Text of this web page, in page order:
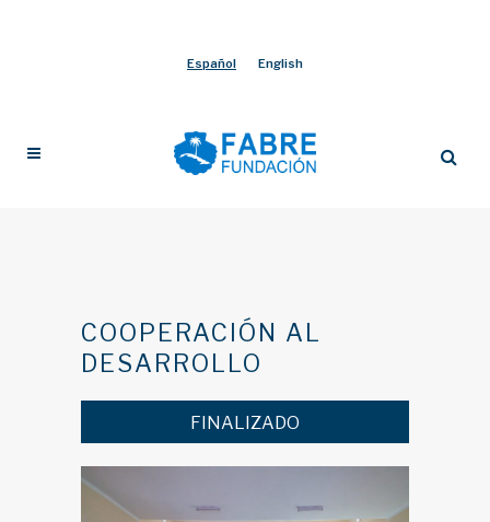
Español English
COOPERACIÓN AL
DESARROLLO
FINALIZADO